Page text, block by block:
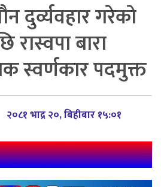
दुर्व्यवहार गरेको
बारा
स्वर्णकार पदमुक्त
२०८१ भाद्र २०, बिहीबार १५:०१